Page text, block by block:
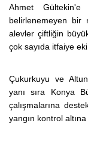
Ahmet
belirlenemeyen bir
alevler çiftliğin
çok sayıda itfaiye
Çukurkuyu ve
yanı sıra Konya
çalışmalarına
yangın kontrol